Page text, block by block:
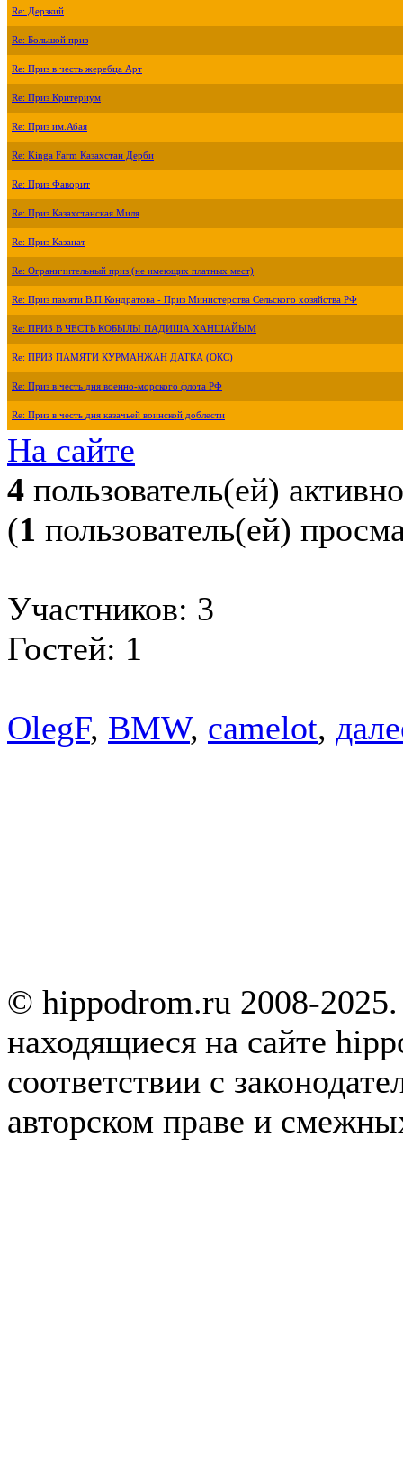
Re: Дерзкий
Re: Большой приз
Re: Приз в честь жеребца Арт
Re: Приз Критериум
Re: Приз им.Абая
Re: Kinga Farm Казахстан Дерби
Re: Приз Фаворит
Re: Приз Казахстанская Миля
Re: Приз Казанат
Re: Ограничительный приз (не имеющих платных мест)
Re: Приз памяти В.П.Кондратова - Приз Министерства Сельского хозяйства РФ
Re: ПРИЗ В ЧЕСТЬ КОБЫЛЫ ПАДИША ХАНШАЙЫМ
Re: ПРИЗ ПАМЯТИ КУРМАНЖАН ДАТКА (ОКС)
Re: Приз в честь дня военно-морского флота РФ
Re: Приз в честь дня казачьей воинской доблести
На сайте
4 пользователь(ей) активно
(1 пользователь(ей)
Участников: 3
Гостей: 1
OlegF, BMW, camelot,
© hippodrom.ru 2008-
находящиеся на сайте
соответствии с
авторском праве и